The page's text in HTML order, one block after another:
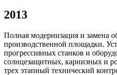
2013
Полная модернизация и замена
производственной площадки.
прогрессивных станков и
солнцезащитных, карнизных и
трех этапный технический